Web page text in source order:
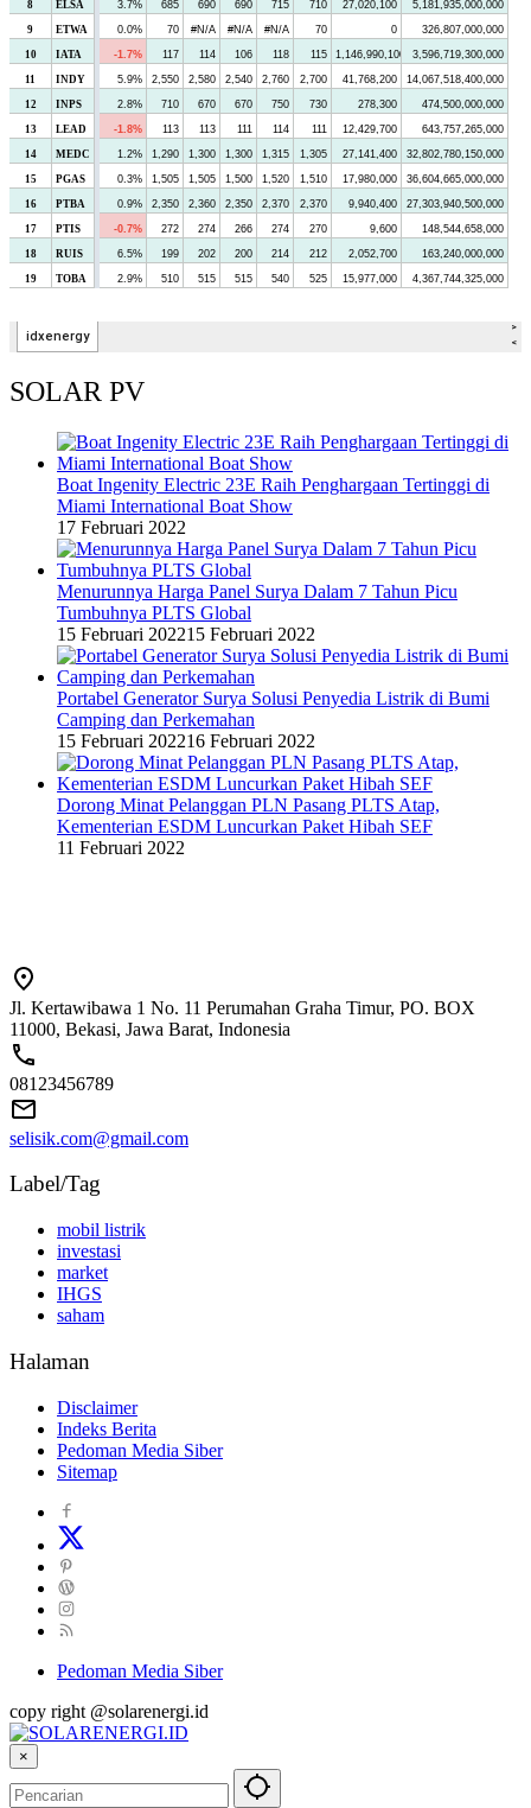
SOLAR PV
Boat Ingenity Electric 23E Raih Penghargaan Tertinggi di
Miami International Boat Show
17 Februari 2022
Menurunnya Harga Panel Surya Dalam 7 Tahun Picu
Tumbuhnya PLTS Global
15 Februari 202215 Februari 2022
Portabel Generator Surya Solusi Penyedia Listrik di Bumi
Camping dan Perkemahan
15 Februari 202216 Februari 2022
Dorong Minat Pelanggan PLN Pasang PLTS Atap,
Kementerian ESDM Luncurkan Paket Hibah SEF
11 Februari 2022
Jl. Kertawibawa 1 No. 11 Perumahan Graha Timur, PO. BOX
11000, Bekasi, Jawa Barat, Indonesia
08123456789
selisik.com@gmail.com
Label/Tag
mobil listrik
investasi
market
IHGS
saham
Halaman
Disclaimer
Indeks Berita
Pedoman Media Siber
Sitemap
Pedoman Media Siber
copy right @solarenergi.id
×